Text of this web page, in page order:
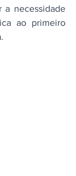
a necessidade
ao primeiro